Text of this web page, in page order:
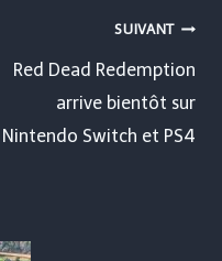
SUIVANT
Red Dead Redemption
arrive bientôt sur
Nintendo Switch et PS4